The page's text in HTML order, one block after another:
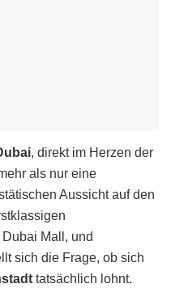
, direkt im Herzen der
als nur eine
Aussicht auf den
Mall, und
sich die Frage, ob sich
tatsächlich lohnt.